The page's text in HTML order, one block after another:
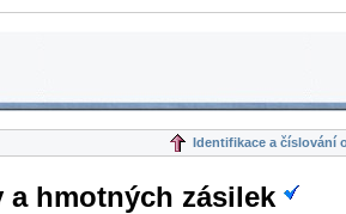
Identifikace a číslování
hmotných zásilek